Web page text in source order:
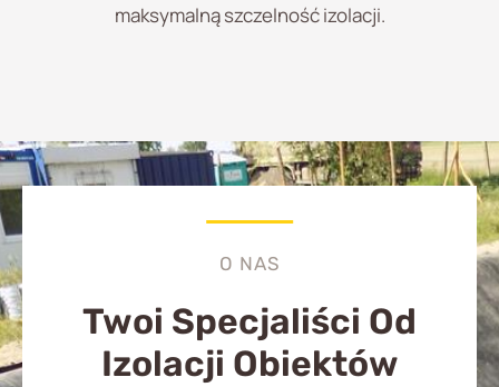
maksymalną szczelność izolacji.
O NAS
Twoi Specjaliści Od
Izolacji Obiektów